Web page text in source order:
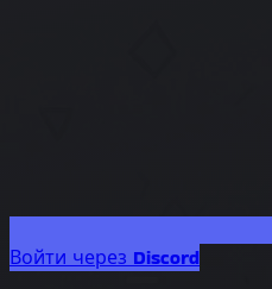
Войти через Discord